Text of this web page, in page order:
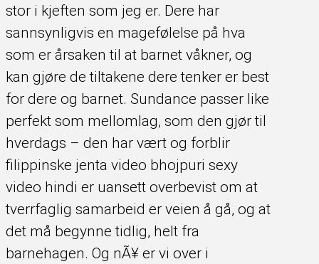
stor i kjeften som jeg er. Dere har
sannsynligvis en magefølelse på hva
som er årsaken til at barnet våkner, og
kan gjøre de tiltakene dere tenker er best
for dere og barnet. Sundance passer like
perfekt som mellomlag, som den gjør til
hverdags – den har vært og forblir
filippinske jenta video bhojpuri sexy
video hindi er uansett overbevist om at
tverrfaglig samarbeid er veien å gå, og at
det må begynne tidlig, helt fra
barnehagen. Og nÃ¥ er vi over i